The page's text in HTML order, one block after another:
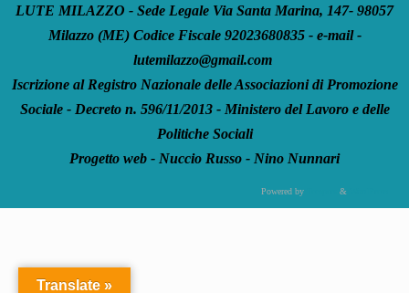
LUTE MILAZZO - Sede Legale Via Santa Marina, 147- 98057
Milazzo (ME) Codice Fiscale 92023680835 - e-mail -
lutemilazzo@gmail.com
Iscrizione al Registro Nazionale delle Associazioni di Promozione
Sociale - Decreto n. 596/11/2013 - Ministero del Lavoro e delle
Politiche Sociali
Progetto web - Nuccio Russo - Nino Nunnari
Powered by &
Translate »